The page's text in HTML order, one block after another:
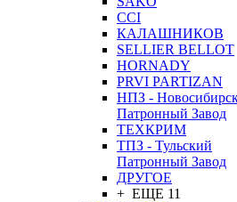
CCI
КАЛАШНИКОВ
SELLIER BELLOT
HORNADY
PRVI PARTIZAN
НПЗ -
Патронный Завод
ТЕХКРИМ
ТПЗ - Тульский
Патронный Завод
ДРУГОЕ
+ ЕЩЕ 11